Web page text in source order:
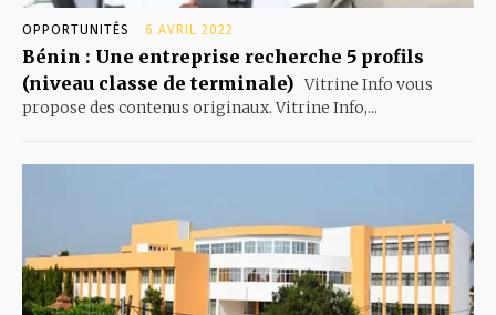
OPPORTUNITÉS 6 AVRIL 2022
Bénin : Une entreprise recherche 5 profils
(niveau classe de terminale) Vitrine Info vous
propose des contenus originaux. Vitrine Info,...